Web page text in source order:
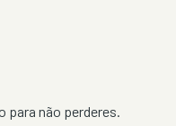
não perderes.